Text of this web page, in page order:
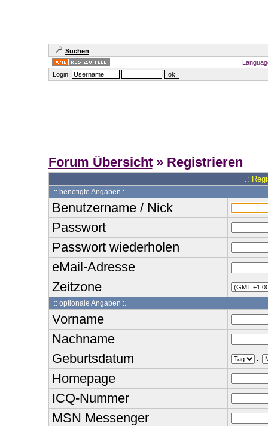
Suchen
Login:
Forum Übersicht» Registrieren
.:
:: benötigte Angaben :.
Benutzername / Nick
Passwort
Passwort wiederholen
eMail-Adresse
Zeitzone
:: optionale Angaben :.
Vorname
Nachname
Geburtsdatum
.
Homepage
ICQ-Nummer
MSN Messenger